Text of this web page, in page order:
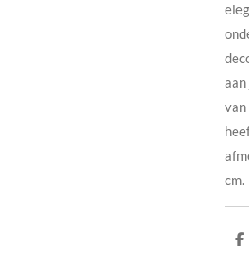
van
cm.
D